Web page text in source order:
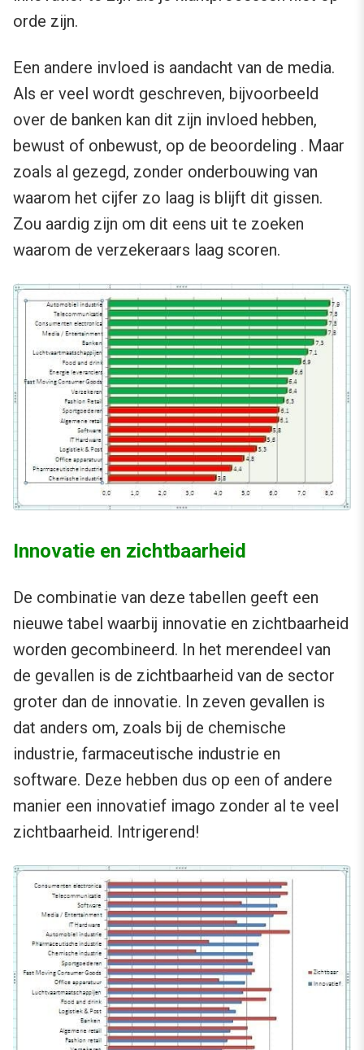
orde zijn.
Een andere invloed is aandacht van de media.
Als er veel wordt geschreven, bijvoorbeeld
over de banken kan dit zijn invloed hebben,
bewust of onbewust, op de beoordeling . Maar
zoals al gezegd, zonder onderbouwing van
waarom het cijfer zo laag is blijft dit gissen.
Zou aardig zijn om dit eens uit te zoeken
waarom de verzekeraars laag scoren.
Innovatie en zichtbaarheid
De combinatie van deze tabellen geeft een
nieuwe tabel waarbij innovatie en zichtbaarheid
worden gecombineerd. In het merendeel van
de gevallen is de zichtbaarheid van de sector
groter dan de innovatie. In zeven gevallen is
dat anders om, zoals bij de chemische
industrie, farmaceutische industrie en
software. Deze hebben dus op een of andere
manier een innovatief imago zonder al te veel
zichtbaarheid. Intrigerend!